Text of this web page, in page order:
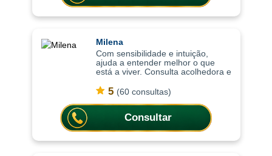
Milena
Com sensibilidade e intuição,
ajuda a entender melhor o que
está a viver. Consulta acolhedora e
compreender situações com mais
profundidade, trazendo clareza
emoci
5 (60 consultas)
Consultar